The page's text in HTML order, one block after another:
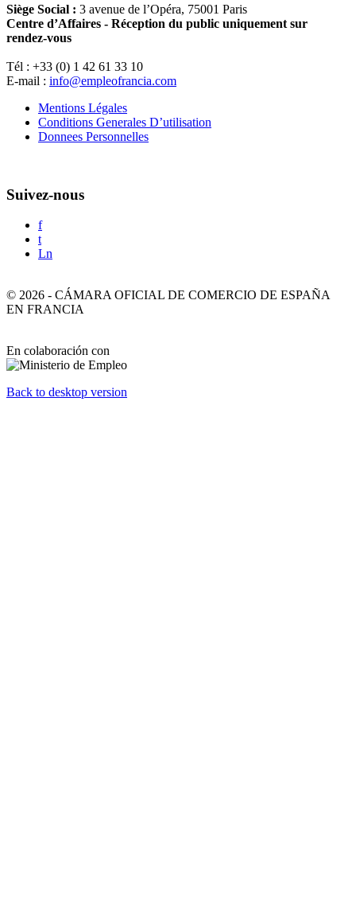
Siège Social : 3 avenue de l’Opéra, 75001 Paris
Centre d’Affaires - Réception du public uniquement sur
rendez-vous
Tél : +33 (0) 1 42 61 33 10
E-mail : info@empleofrancia.com
Mentions Légales
Conditions Generales D’utilisation
Donnees Personnelles
Suivez-nous
f
t
Ln
© 2026 - CÁMARA OFICIAL DE COMERCIO DE ESPAÑA
EN FRANCIA
En colaboración con
Back to desktop version